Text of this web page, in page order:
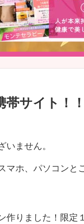
帯サイト！！
ません。
ホ、パソコンと
作りました！限定